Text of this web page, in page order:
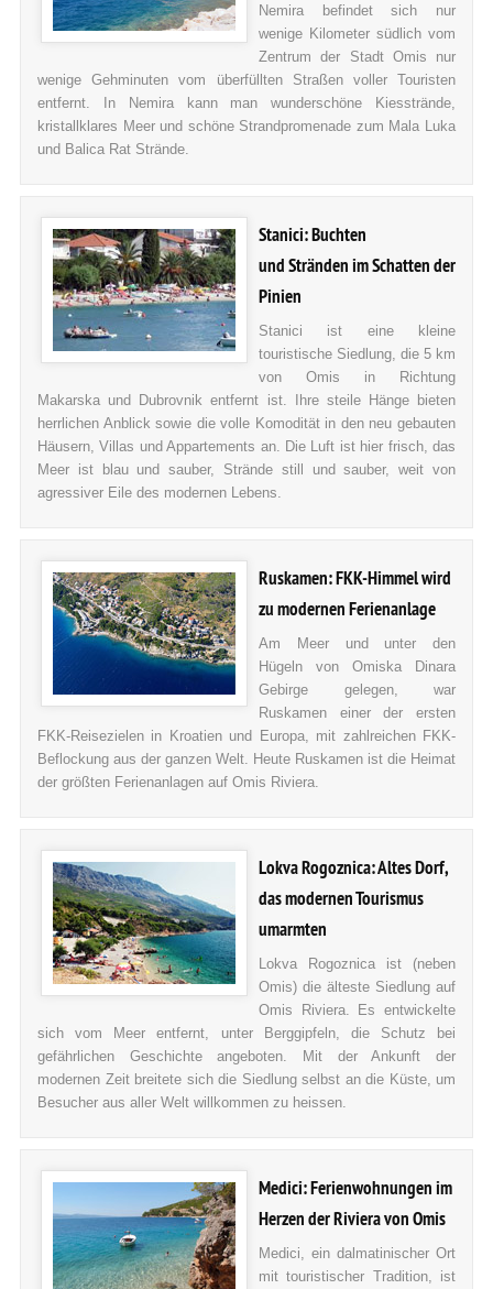
Nemira befindet sich nur
wenige Kilometer südlich vom
Zentrum der Stadt Omis nur
wenige Gehminuten vom überfüllten Straßen voller Touristen
entfernt. In Nemira kann man wunderschöne Kiesstrände,
kristallklares Meer und schöne Strandpromenade zum Mala Luka
und Balica Rat Strände.
Stanici: Buchten
und Stränden im Schatten der
Pinien
Stanici ist eine kleine
touristische Siedlung, die 5 km
von Omis in Richtung
Makarska und Dubrovnik entfernt ist. Ihre steile Hänge bieten
herrlichen Anblick sowie die volle Komodität in den neu gebauten
Häusern, Villas und Appartements an. Die Luft ist hier frisch, das
Meer ist blau und sauber, Strände still und sauber, weit von
agressiver Eile des modernen Lebens.
Ruskamen: FKK-Himmel wird
zu modernen Ferienanlage
Am Meer und unter den
Hügeln von Omiska Dinara
Gebirge gelegen, war
Ruskamen einer der ersten
FKK-Reisezielen in Kroatien und Europa, mit zahlreichen FKK-
Beflockung aus der ganzen Welt. Heute Ruskamen ist die Heimat
der größten Ferienanlagen auf Omis Riviera.
Lokva Rogoznica: Altes Dorf,
das modernen Tourismus
umarmten
Lokva Rogoznica ist (neben
Omis) die älteste Siedlung auf
Omis Riviera. Es entwickelte
sich vom Meer entfernt, unter Berggipfeln, die Schutz bei
gefährlichen Geschichte angeboten. Mit der Ankunft der
modernen Zeit breitete sich die Siedlung selbst an die Küste, um
Besucher aus aller Welt willkommen zu heissen.
Medici: Ferienwohnungen im
Herzen der Riviera von Omis
Medici, ein dalmatinischer Ort
mit touristischer Tradition, ist